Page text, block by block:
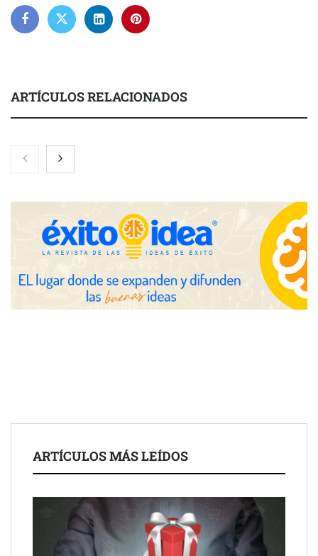
ARTÍCULOS RELACIONADOS
Nicols presenta seis modelos de anillos de compromiso para el
eclipse solar del 12 de agosto
Zoomex mejora su Strategy Center con herramientas
avanzadas para trading estratégico
COMPALISS de LYSOTRIC: cuando un solo producto multiplica
las posibilidades del salón profesional
ARTÍCULOS MÁS LEÍDOS